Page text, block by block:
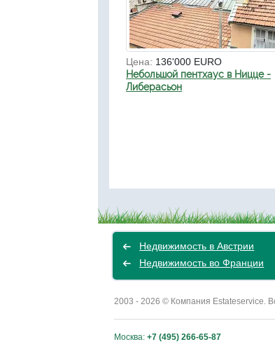
Цена: 136'000 EURO
Небольшой пентхаус в Ницце -
Либерасьон
Недвижимость в Австрии
Недвижимость во Франции
2003 - 2026 © Компания Estateservice.
Москва: +7 (495) 266-65-87